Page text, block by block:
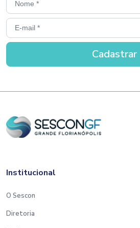
Institucional
O Sescon
Diretoria